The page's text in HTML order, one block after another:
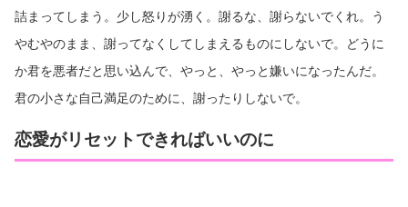
詰まってしまう。少し怒りが湧く。謝るな、謝らないでくれ。う
やむやのまま、謝ってなくしてしまえるものにしないで。どうに
か君を悪者だと思い込んで、やっと、やっと嫌いになったんだ。
君の小さな自己満足のために、謝ったりしないで。
恋愛がリセットできればいいのに